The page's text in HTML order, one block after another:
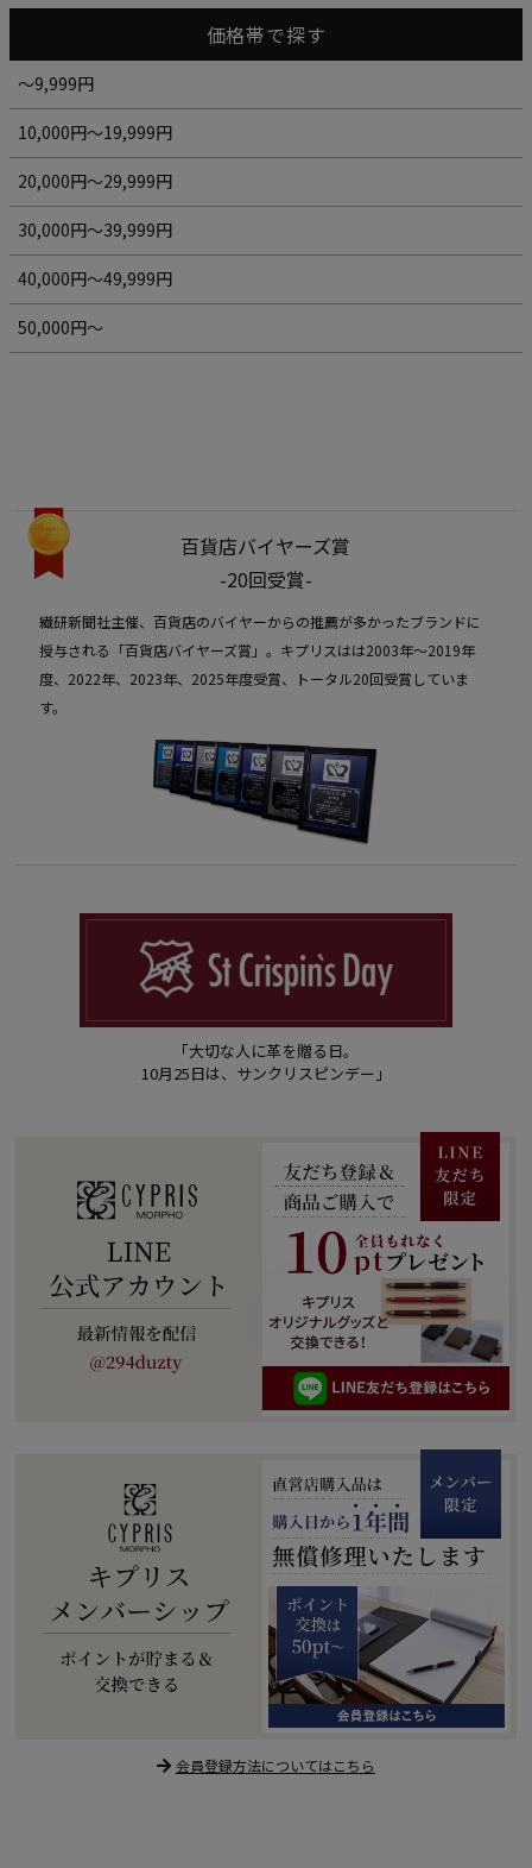
価格帯で探す
～9,999円
10,000円～19,999円
20,000円～29,999円
30,000円～39,999円
40,000円～49,999円
50,000円～
百貨店バイヤーズ賞
-20回受賞-
繊研新聞社主催、百貨店のバイヤーからの推薦が多かったブランドに
授与される「百貨店バイヤーズ賞」。キプリスはは2003年〜2019年
度、2022年、2023年、2025年度受賞、トータル20回受賞していま
す。
「大切な人に革を贈る日。
10月25日は、サンクリスピンデー」
会員登録方法についてはこちら